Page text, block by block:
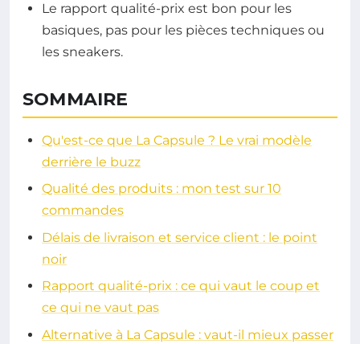
Le rapport qualité-prix est bon pour les
basiques, pas pour les pièces techniques ou
les sneakers.
SOMMAIRE
Qu'est-ce que La Capsule ? Le vrai modèle
derrière le buzz
Qualité des produits : mon test sur 10
commandes
Délais de livraison et service client : le point
noir
Rapport qualité-prix : ce qui vaut le coup et
ce qui ne vaut pas
Alternative à La Capsule : vaut-il mieux passer